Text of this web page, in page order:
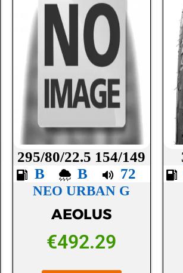
295/80/22.5 154/149
B
B 72
NEO URBAN G
AEOLUS
€492.29